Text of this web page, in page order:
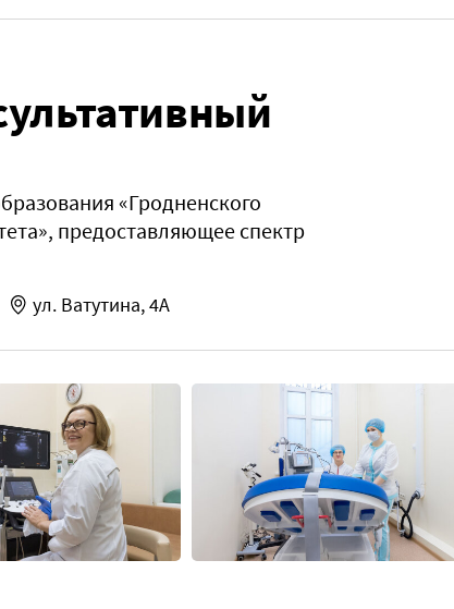
«Гродненского
предоставляющее спектр
ул. Ватутина, 4А